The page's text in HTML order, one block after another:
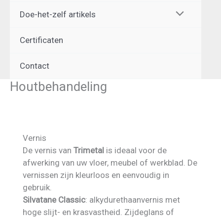
Doe-het-zelf artikels
Certificaten
Contact
Houtbehandeling
Vernis
De vernis van Trimetal is ideaal voor de
afwerking van uw vloer, meubel of werkblad. De
vernissen zijn kleurloos en eenvoudig in
gebruik.
Silvatane Classic: alkydurethaanvernis met
hoge slijt- en krasvastheid. Zijdeglans of